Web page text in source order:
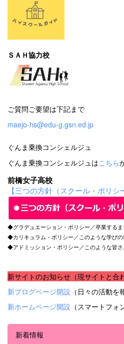
ＳＡＨ協力校
ご質問ご要望は下記まで
maejo-hs@edu-g.gsn.ed.jp
ぐんま乗換コンシェルジュ
ぐんま乗換コンシェルジュはこちら
前橋女子高校
【三つの方針（スクール・ポリシ
◆グラデュエーション・ポリシー／卒業する
◆カリキュラム・ポリシー／このような学び
◆アドミッション・ポリシー／このような皆
新サイトのお知らせ（現サイトと合
新ブログページ開設 （日々の活動を
新ホームページ開設 （スマートフォ
新着情報